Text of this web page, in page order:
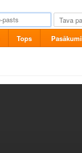
Tops Pasākumi